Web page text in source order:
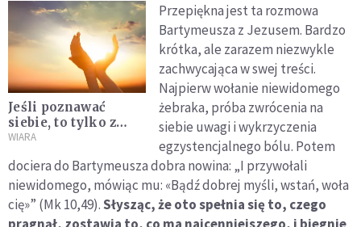
Jeśli poznawać
siebie, to tylko z
Jezusem
WIARA
Przepiękna jest ta rozmowa
Bartymeusza z Jezusem. Bardzo
krótka, ale zarazem niezwykle
zachwycająca w swej treści.
Najpierw wołanie niewidomego
żebraka, próba zwrócenia na
siebie uwagi i wykrzyczenia
egzystencjalnego bólu. Potem
dociera do Bartymeusza dobra nowina: „I przywołali
niewidomego, mówiąc mu: «Bądź dobrej myśli, wstań, woła
cię»” (Mk 10,49).Słysząc, że oto spełnia się to, czego